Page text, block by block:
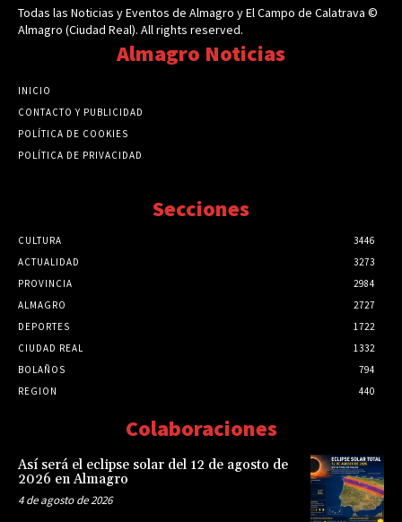
Todas las Noticias y Eventos de Almagro y El Campo de Calatrava ©
Almagro (Ciudad Real). All rights reserved.
Almagro Noticias
INICIO
CONTACTO Y PUBLICIDAD
POLÍTICA DE COOKIES
POLÍTICA DE PRIVACIDAD
Secciones
CULTURA
3446
ACTUALIDAD
3273
PROVINCIA
2984
ALMAGRO
2727
DEPORTES
1722
CIUDAD REAL
1332
BOLAÑOS
794
REGION
440
Colaboraciones
Así será el eclipse solar del 12 de agosto de
2026 en Almagro
4 de agosto de 2026